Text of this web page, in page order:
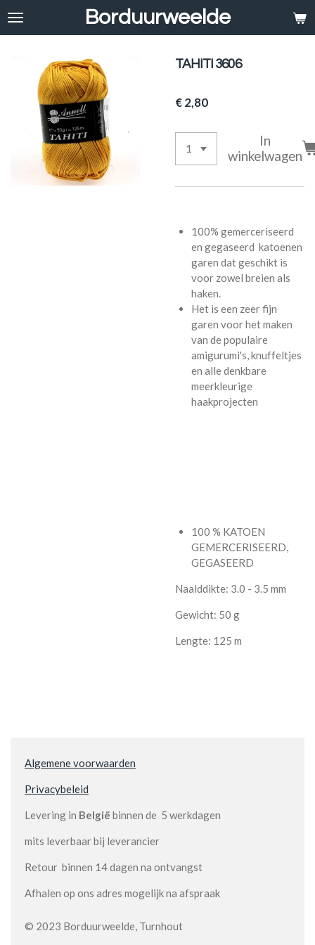
Ga
hoofdinhoud
Borduurweelde
TAHITI 3606
€ 2,80
In
winkelwagen
100% gemerceriseerd
en gegaseerd katoenen
garen dat geschikt is
voor zowel breien als
haken.
Het is een zeer fijn
garen voor het maken
van de populaire
amigurumi's, knuffeltjes
en alle denkbare
meerkleurige
haakprojecten
100 % KATOEN
GEMERCERISEERD,
GEGASEERD
Naalddikte: 3.0 - 3.5 mm
Gewicht: 50 g
Lengte: 125 m
Algemene voorwaarden
Privacybeleid
Levering in België binnen de 5 werkdagen
mits leverbaar bij leverancier
Retour binnen 14 dagen na ontvangst
Afhalen op ons adres mogelijk na afspraak
© 2023 Borduurweelde, Turnhout